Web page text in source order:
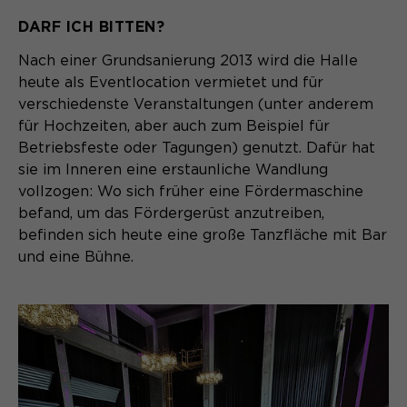
DARF ICH BITTEN?
Nach einer Grundsanierung 2013 wird die Halle
heute als Eventlocation vermietet und für
verschiedenste Veranstaltungen (unter anderem
für Hochzeiten, aber auch zum Beispiel für
Betriebsfeste oder Tagungen) genutzt. Dafür hat
sie im Inneren eine erstaunliche Wandlung
vollzogen: Wo sich früher eine Fördermaschine
befand, um das Fördergerüst anzutreiben,
befinden sich heute eine große Tanzfläche mit Bar
und eine Bühne.
Zweck
Website angenehm und flüssig wird:
zu erkennen und somit Ihre Sitzung
offen zu halten. Es speichert bei
einem Benutzer-Login für einen
geschlossenen Bereich die Benutzer-
ID als verschlüsselten Wert (sog.
"hash-Wert") zum entsprechenden
Datenbankeintrag des Nutzers.
Name PHPSESSID
Anbieter Session-Cookies
Laufzeit
Der Session Cookie wird beim
Schließen des Browsers wieder
gelöscht.
Laufzeit 13 Monate
Zweck
Wiedererkennung eines Besuchers.
Name _pk_ses*
Anbieter Matomo
Zweck
Speichert vorübergehend Daten der
aktuellen Sitzung.
Aktivierung Mehrsprachigkeit
Diese Cookies ermöglichen die automatische
Übersetzung der Website-Inhalte durch GTranslate.
Anbieter GTranslate Inc.
Laufzeit 1 Jahr
Zweck
Speichert die vom Nutzer gewählte
Sprache für die automatische
Cookie-Informationen anzeigen